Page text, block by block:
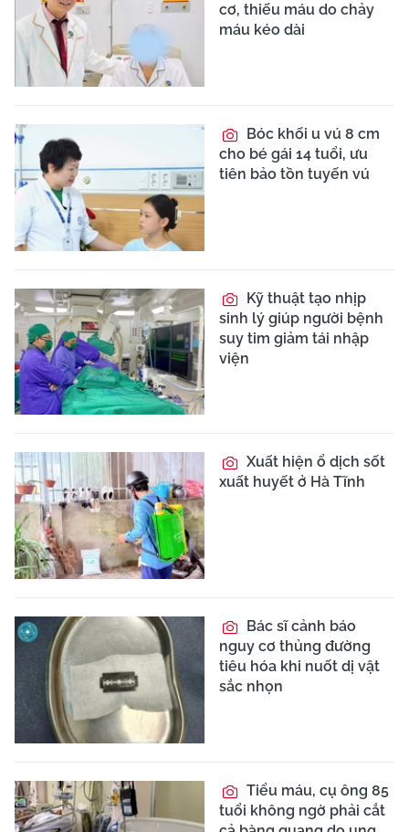
cơ, thiếu máu do chảy
máu kéo dài
Bóc khối u vú 8 cm
cho bé gái 14 tuổi, ưu
tiên bảo tồn tuyến vú
Kỹ thuật tạo nhịp
sinh lý giúp người bệnh
suy tim giảm tái nhập
viện
Xuất hiện ổ dịch sốt
xuất huyết ở Hà Tĩnh
Bác sĩ cảnh báo
nguy cơ thủng đường
tiêu hóa khi nuốt dị vật
sắc nhọn
Tiểu máu, cụ ông 85
tuổi không ngờ phải cắt